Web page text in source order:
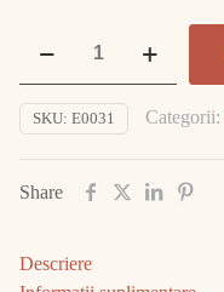
Aur
E0031
SKU: E0031 Categorii:
Share
Descriere